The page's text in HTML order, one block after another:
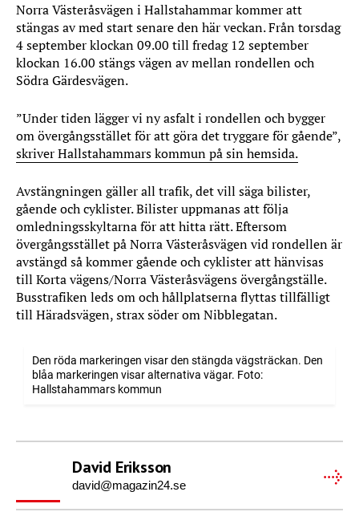
Norra Västeråsvägen i Hallstahammar kommer att
stängas av med start senare den här veckan. Från torsdag
4 september klockan 09.00 till fredag 12 september
klockan 16.00 stängs vägen av mellan rondellen och
Södra Gärdesvägen.
”Under tiden lägger vi ny asfalt i rondellen och bygger
om övergångsstället för att göra det tryggare för gående”,
skriver Hallstahammars kommun på sin hemsida.
Avstängningen gäller all trafik, det vill säga bilister,
gående och cyklister. Bilister uppmanas att följa
omledningsskyltarna för att hitta rätt. Eftersom
övergångsstället på Norra Västeråsvägen vid rondellen är
avstängd så kommer gående och cyklister att hänvisas
till Korta vägens/Norra Västeråsvägens övergångställe.
Busstrafiken leds om och hållplatserna flyttas tillfälligt
till Häradsvägen, strax söder om Nibblegatan.
Den röda markeringen visar den stängda vägsträckan. Den
blåa markeringen visar alternativa vägar. Foto:
Hallstahammars kommun
David Eriksson
david@magazin24.se